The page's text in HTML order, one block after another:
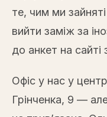
те, чим ми
вийти заміж за
до анкет на сайті
Офіс у нас у
Грінченка, 9 —